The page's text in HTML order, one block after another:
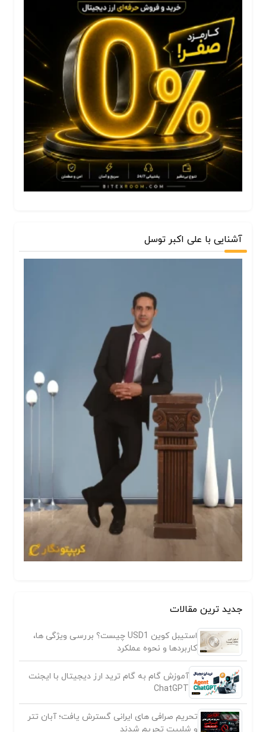
آشنایی با علی اکبر توسل
جدید ترین مقالات
استیبل کوین USD1 چیست؟ بررسی ویژگی ها،
کاربردها و نحوه عملکرد
آموزش گام به گام ترید ارز دیجیتال با ایجنت
ChatGPT
تحریم صرافی های ایرانی گسترش یافت؛ آبان تتر
و شلبیت تحریم شدند